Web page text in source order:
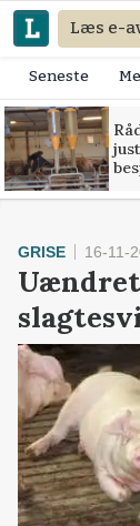
Læs e-
Seneste
GRISE 16-11-